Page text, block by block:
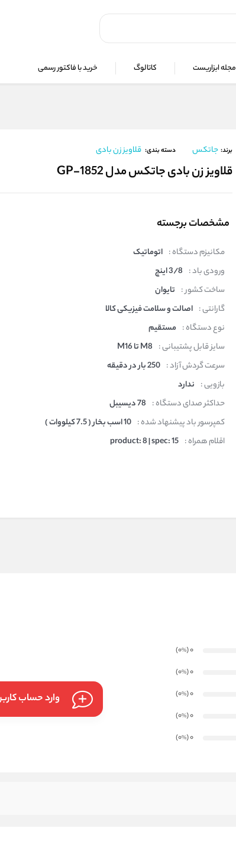
مجله ابزاریست کاتالوگ خرید با فاکتور رسمی
برند: جاتکس دسته بندی: قلاویز زن بادی
قلاویز زن بادی جاتکس مدل GP-1852
مشخصات برجسته
مکانیزم دستگاه : اتوماتیک
ورودی باد : 3/8 اینچ
ساخت کشور : تایوان
گارانتی : اصالت و سلامت فیزیکی کالا
نوع دستگاه : مستقیم
سایز قابل پشتیبانی : M8 تا M16
سرعت گردش آزاد : 250 بار در دقیقه
بازویی : ندارد
حداکثر صدای دستگاه : 78 دیسیبل
کمپرسور باد پیشنهاد شده : 10 اسب بخار ( 7.5 کیلووات )
اقلام همراه : product: 8 | spec: 15
0
(0
%
)
0
(0
%
)
0
(0
%
)
0
(0
%
)
0
(0
%
)
وارد حساب